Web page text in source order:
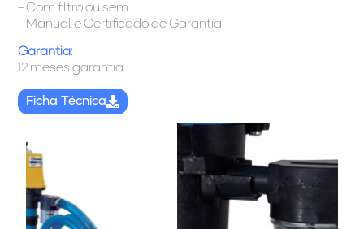
– Com filtro ou sem
– Manual e Certificado de Garantia
Garantia:
12 meses garantia
Ficha Técnica